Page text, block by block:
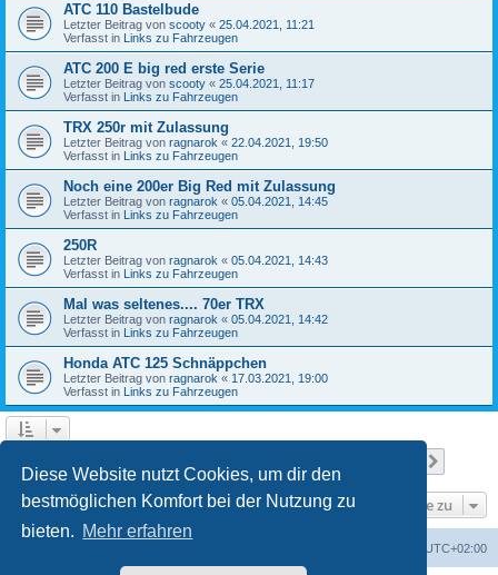
Diese Website nutzt Cookies, um dir den
bestmöglichen Komfort bei der Nutzung zu
bieten. Mehr erfahren
ATC 110 Bastelbude
Letzter Beitrag von scooty « 25.04.2021, 11:21
Verfasst in Links zu Fahrzeugen
ATC 200 E big red erste Serie
Letzter Beitrag von scooty « 25.04.2021, 11:17
Verfasst in Links zu Fahrzeugen
TRX 250r mit Zulassung
Letzter Beitrag von ragnarok « 22.04.2021, 19:50
Verfasst in Links zu Fahrzeugen
Noch eine 200er Big Red mit Zulassung
Letzter Beitrag von ragnarok « 05.04.2021, 14:45
Verfasst in Links zu Fahrzeugen
250R
Letzter Beitrag von ragnarok « 05.04.2021, 14:43
Verfasst in Links zu Fahrzeugen
Mal was seltenes.... 70er TRX
Letzter Beitrag von ragnarok « 05.04.2021, 14:42
Verfasst in Links zu Fahrzeugen
Honda ATC 125 Schnäppchen
Letzter Beitrag von ragnarok « 17.03.2021, 19:00
Verfasst in Links zu Fahrzeugen
Gehe zu
UTC+02:00